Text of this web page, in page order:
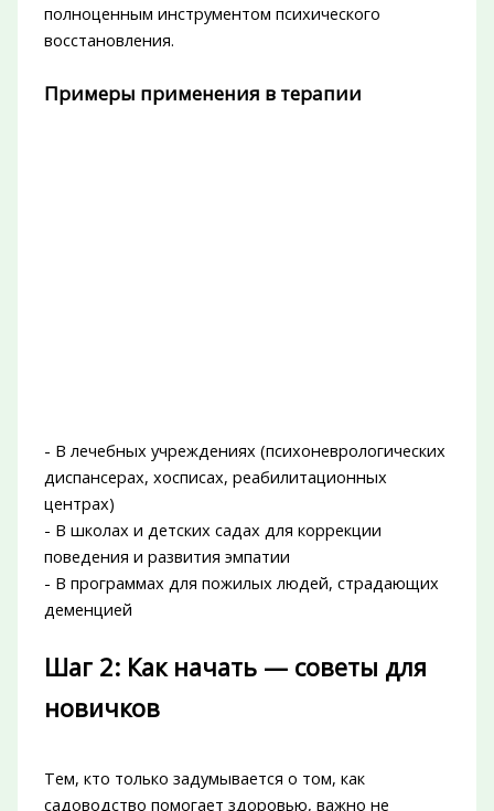
полноценным инструментом психического
восстановления.
Примеры применения в терапии
- В лечебных учреждениях (психоневрологических
диспансерах, хосписах, реабилитационных
центрах)
- В школах и детских садах для коррекции
поведения и развития эмпатии
- В программах для пожилых людей, страдающих
деменцией
Шаг 2: Как начать — советы для
новичков
Тем, кто только задумывается о том, как
садоводство помогает здоровью, важно не